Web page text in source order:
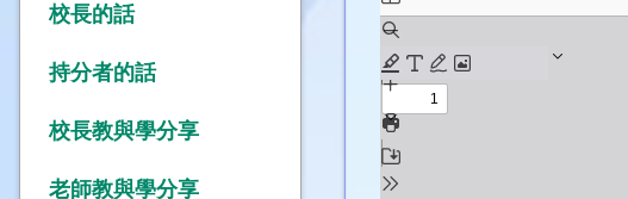
校長的話
持分者的話
校長教與學分享
老師教與學分享